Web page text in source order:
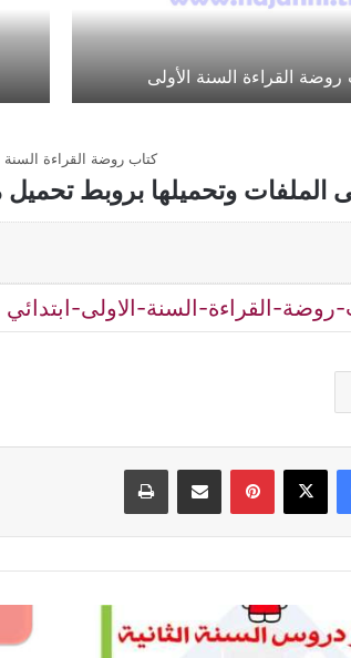
روضة القراءة السنة الأولى
كتاب روضة القراءة السنة
الملفات وتحميلها بروبط
روضة-القراءة-السنة-الاولى-ابتدائي
فيسبوك ‫X بينتيريستمشاركة عبر البريد طباعة
عمل